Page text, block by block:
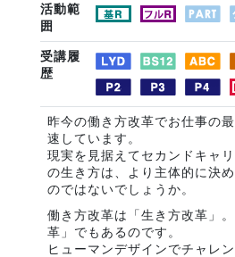
活動範
囲
受講履
歴
昨今の働き方改革でお仕事の
速しています。
現実を見据えてセカンドキャ
の生き方は、より主体的に決
のではないでしょうか。
働き方改革は「生き方改革」
革」でもあるのです。
ヒューマンデザインでチャレ